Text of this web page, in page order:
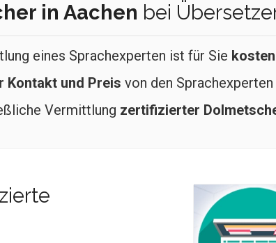
in Aachen bei
eines Sprachexperten ist für Sie
Kontakt und Preis von den Sprachexperten
Vermittlung zertifizierter